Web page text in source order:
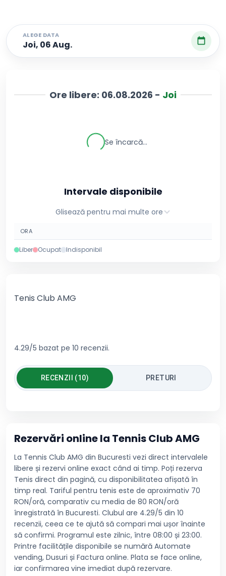
ALEGE DATA
Joi, 06 Aug.
Ore libere: 06.08.2026 - Joi
Se încarcă...
Intervale disponibile
Glisează pentru mai multe ore
ORA
Liber Ocupat Indisponibil
Tenis Club AMG
4.29/5 bazat pe 10 recenzii.
RECENZII (10) PRETURI
Rezervări online la Tennis Club AMG
La Tennis Club AMG din Bucuresti vezi direct intervalele
libere și rezervi online exact când ai timp. Poți rezerva
Tenis direct din pagină, cu disponibilitatea afișată în
timp real. Tariful pentru tenis este de aproximativ 70
RON/oră, comparativ cu media de 80 RON/oră
înregistrată în Bucuresti. Clubul are 4.29/5 din 10
recenzii, ceea ce te ajută să compari mai ușor înainte
să confirmi. Programul este zilnic, între 08:00 și 23:00.
Printre facilitățile disponibile se numără Automate
vending, Dusuri și Factura online. Plata se face online,
iar confirmarea vine imediat după rezervare.